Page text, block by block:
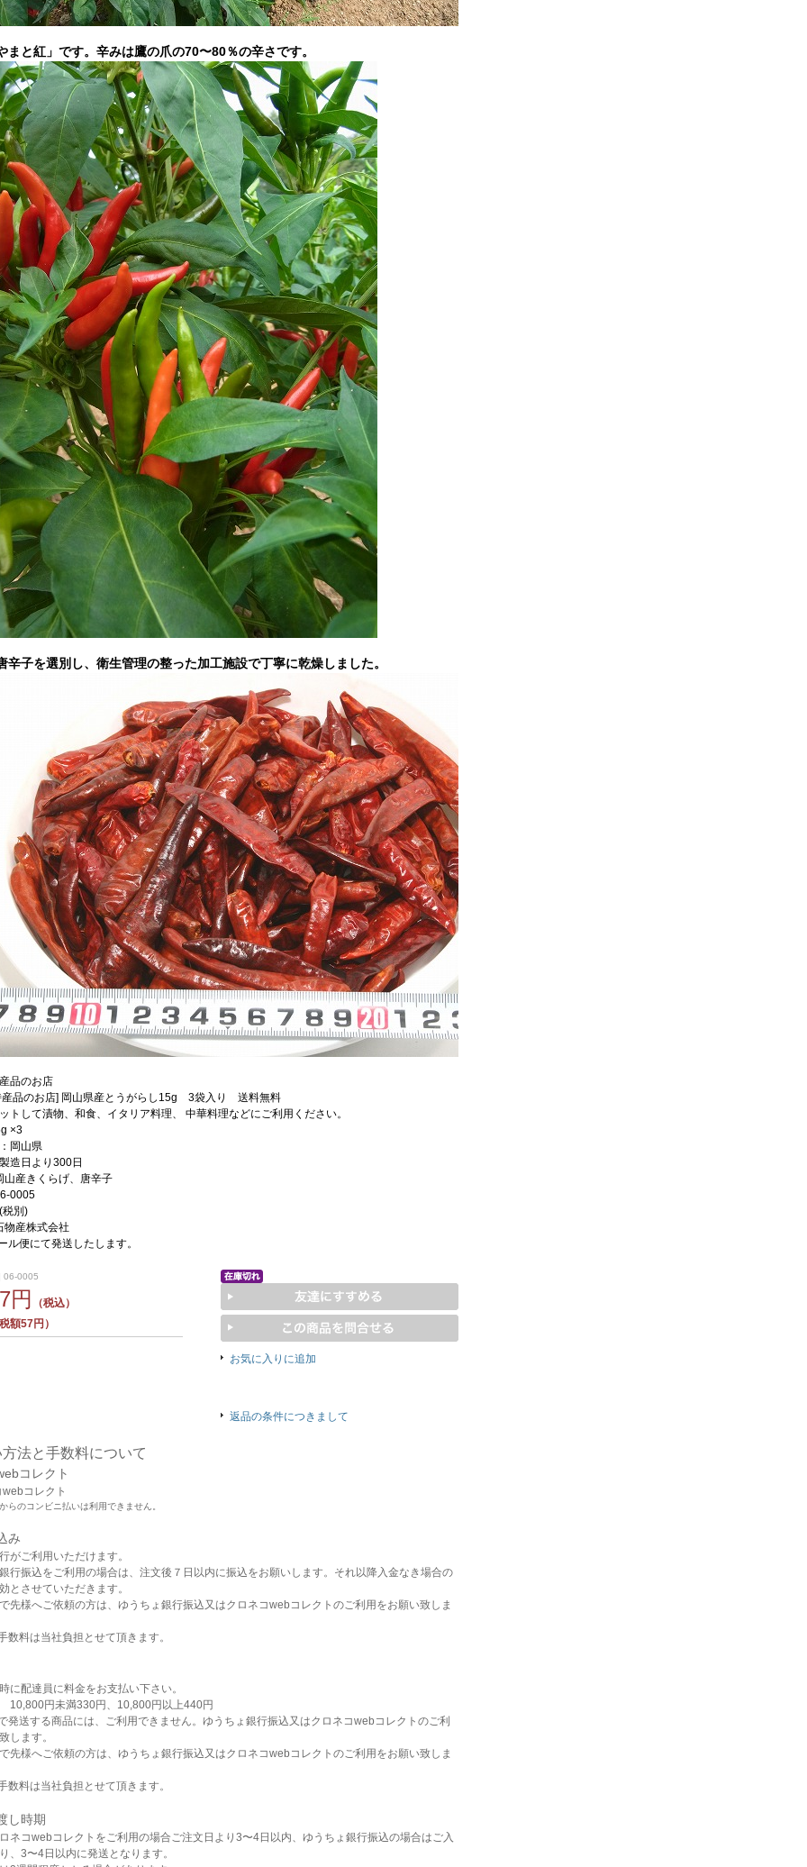
まと紅」です。辛みは鷹の爪の70〜80％の辛さです。
辛子を選別し、衛生管理の整った加工施設で丁寧に乾燥しました。
品のお店
産品のお店] 岡山県産とうがらし15g 3袋入り 送料無料
トして漬物、和食、イタリア料理、 中華料理などにご利用ください。
×3
岡山県
造日より300日
山産きくらげ、唐辛子
0005
税別)
物産株式会社
ル便にて発送したします。
06-0005
円
（税込）
額57円）
お気に入りに追加
返品の条件につきまして
法と手数料について
コレクト
らのコンビニ払いは利用できません。
み
がご利用いただけます。
行振込をご利用の場合は、注文後７日以内に振込をお願いします。それ以降入金なき場合の
とさせていただきます。
先様へご依頼の方は、ゆうちょ銀行振込又はクロネコwebコレクトのご利用をお願い致しま
数料は当社負担とせて頂きます。
に配達員に料金をお支払い下さい。
10,800円未満330円、10,800円以上440円
発送する商品には、ご利用できません。ゆうちょ銀行振込又はクロネコwebコレクトのご利
します。
先様へご依頼の方は、ゆうちょ銀行振込又はクロネコwebコレクトのご利用をお願い致しま
数料は当社負担とせて頂きます。
し時期
ネコwebコレクトをご利用の場合ご注文日より3〜4日以内、ゆうちょ銀行振込の場合はご入
、3〜4日以内に発送となります。